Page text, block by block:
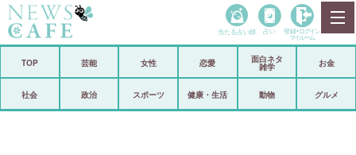
政治
当たる占い師 占い 登録• ログイン
マイルーム
TOP 芸能 女性 恋愛
面白ネタ
雑学
お金
社会 政治 スポーツ 健康・生活 動物 グルメ